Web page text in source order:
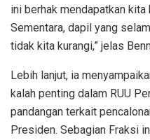
ini berhak mendapatkan
Sementara, dapil yang
tidak kita kurangi,” jelas
Lebih lanjut, ia
kalah penting dalam RUU
pandangan terkait
Presiden. Sebagian Fraksi